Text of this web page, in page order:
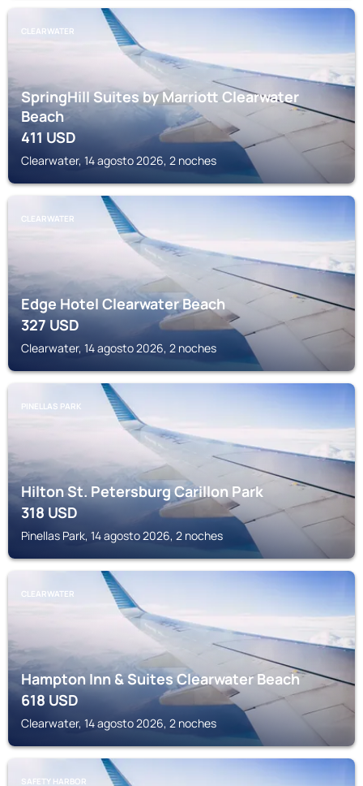
CLEARWATER
SpringHill Suites by Marriott Clearwater
Beach
411USD
Clearwater, 14 agosto 2026, 2 noches
CLEARWATER
Edge Hotel Clearwater Beach
327USD
Clearwater, 14 agosto 2026, 2 noches
PINELLAS PARK
Hilton St. Petersburg Carillon Park
318USD
Pinellas Park, 14 agosto 2026, 2 noches
CLEARWATER
Hampton Inn & Suites Clearwater Beach
618USD
Clearwater, 14 agosto 2026, 2 noches
SAFETY HARBOR